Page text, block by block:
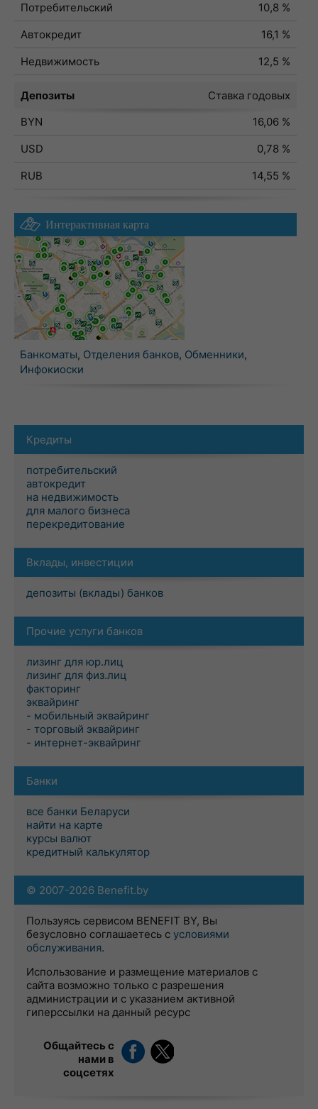
Потребительский
10,8 %
Автокредит
16,1 %
Недвижимость
12,5 %
Депозиты
Ставка годовых
BYN
16,06 %
USD
0,78 %
RUB
14,55 %
Интерактивная карта
Банкоматы, Отделения банков, Обменники,
Инфокиоски
Кредиты
потребительский
автокредит
на недвижимость
для малого бизнеса
перекредитование
Вклады, инвестиции
депозиты (вклады) банков
Прочие услуги банков
лизинг для юр.лиц
лизинг для физ.лиц
факторинг
эквайринг
- мобильный эквайринг
- торговый эквайринг
- интернет-эквайринг
Банки
все банки Беларуси
найти на карте
курсы валют
кредитный калькулятор
© 2007-2026 Benefit.by
Пользуясь сервисом BENEFIT BY, Вы
безусловно соглашаетесь с условиями
обслуживания.
Использование и размещение материалов с
сайта возможно только с разрешения
администрации и с указанием активной
гиперссылки на данный ресурс
Общайтесь с
нами в
соцсетях